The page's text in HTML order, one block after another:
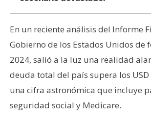
á
l
i
s
s
En un reciente análisis del Informe
Gobierno de los Estados Unidos de
2024, salió a la luz una realidad
deuda total del país supera los
una cifra astronómica que incluye
seguridad social y Medicare.